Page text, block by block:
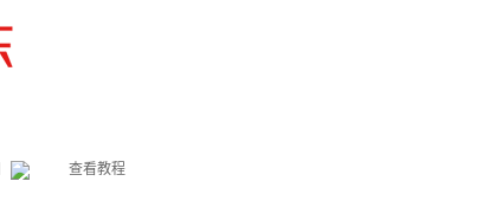
查看教程